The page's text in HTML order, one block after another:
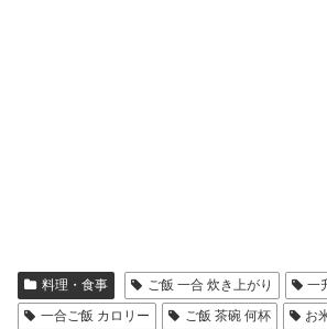
料理・食事 ご飯 一合 炊き上がり
一
一合ご飯 カロリー
ご飯 茶碗 何杯
お